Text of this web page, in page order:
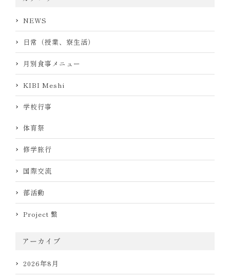
NEWS
日常（授業、寮生活）
月別食事メニュー
KIBI Meshi
学校行事
体育祭
修学旅行
国際交流
部活動
Project 繋
アーカイブ
2026年8月